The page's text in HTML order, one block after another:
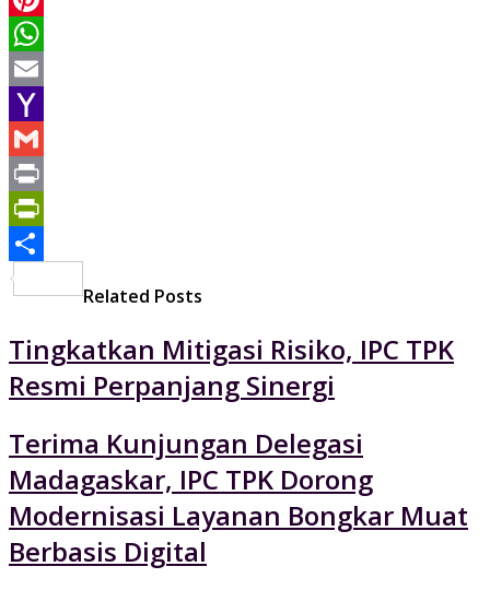
Pinterest
WhatsApp
Email
Yahoo
Mail
Gmail
Print
PrintFriendly
Related Posts
Tingkatkan Mitigasi Risiko, IPC TPK
Resmi Perpanjang Sinergi
Terima Kunjungan Delegasi
Madagaskar, IPC TPK Dorong
Modernisasi Layanan Bongkar Muat
Berbasis Digital